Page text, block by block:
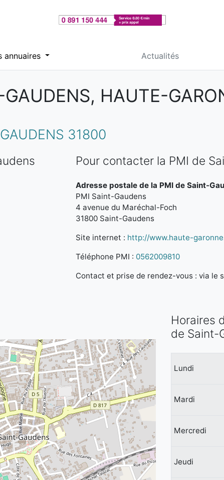
annuaires Actualités
HAUTE-
31800
Pour contacter la PMI de
Adresse postale de la PMI de Saint-
PMI Saint-Gaudens
4 avenue du Maréchal-Foch
31800 Saint-Gaudens
Site internet : http://www.haute-
Téléphone PMI : 0562009810
Contact et prise de rendez-vous : via le
Horaires
de Saint-
Lundi
Mardi
Mercredi
Jeudi